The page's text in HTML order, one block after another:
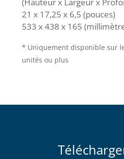
21 x 17,25 x 6,5 (pouces)
533 x 438 x 165
* Uniquement disponible sur
unités ou plus